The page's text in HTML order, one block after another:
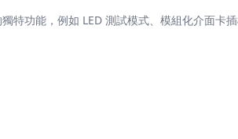
特功能，例如 LED 測試模式、模組化介面卡